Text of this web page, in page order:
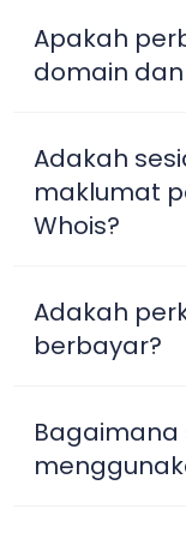
Apakah
domain
Adakah
maklumat
Whois?
Adakah
berbayar?
Bagaimana